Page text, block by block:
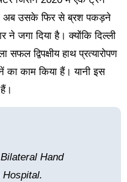
अब उसके फिर से ब्रश पकड़ने
ने जगा दिया है। क्योंकि दिल्ली
द्विपक्षीय हाथ प्रत्यारोपण
काम किया हैं। यानी इस
Hand
Hospital.